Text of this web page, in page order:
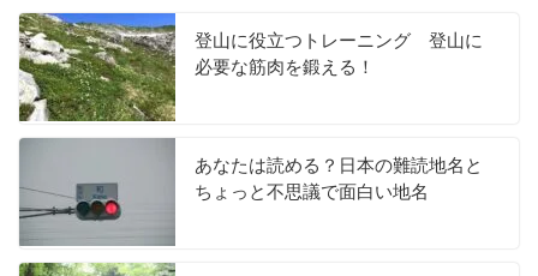
登山に役立つトレーニング 登山に
必要な筋肉を鍛える！
あなたは読める？日本の難読地名と
ちょっと不思議で面白い地名